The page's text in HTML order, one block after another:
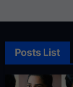
Posts List